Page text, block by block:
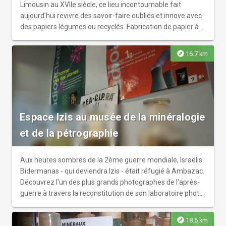
Limousin au XVIIe siècle, ce lieu incontournable fait
aujourd’hui revivre des savoir-faire oubliés et innove avec
des papiers légumes ou recyclés. Fabrication de papier à la
techniques et matériels allant du XVe au XXe siècle. Une
visite passionnante des ateliers pour tous les âges et une
exposition temporaire thématique de grande qualité !
explore 16.7 km
Espace Izis au musée de la minéralogie
et de la pétrographie
Aux heures sombres de la 2ème guerre mondiale, Israëlis
Bidermanas - qui deviendra Izis - était réfugié à Ambazac.
Découvrez l'un des plus grands photographes de l'après-
guerre à travers la reconstitution de son laboratoire photo.
Match et du poète photographe ami des artistes. Dans ce
explore 18.6 km